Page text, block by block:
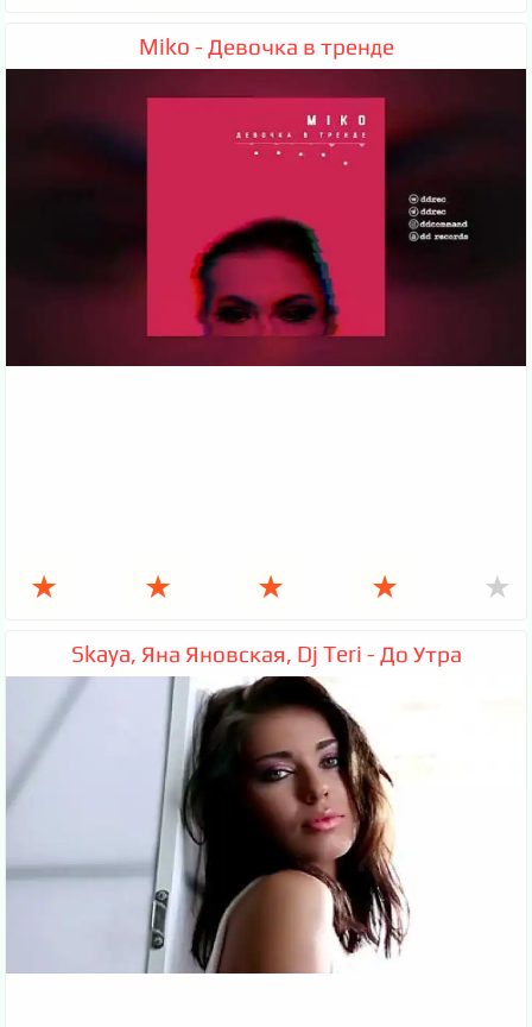
Miko - Девочка в тренде
★ ★ ★ ★ ★
Skaya, Яна Яновская, Dj Teri - До Утра